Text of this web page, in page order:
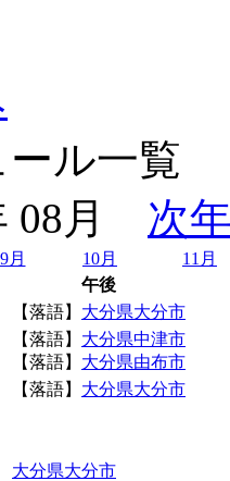
ル一覧
08月 次
9月 10月
11月
午後
【落語】 大分県大分市
【落語】 大分県中津市
【落語】 大分県由布市
【落語】 大分県大分市
大分県大分市